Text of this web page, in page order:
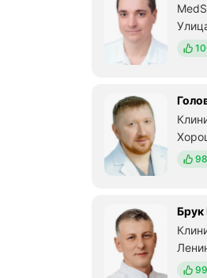
Брук